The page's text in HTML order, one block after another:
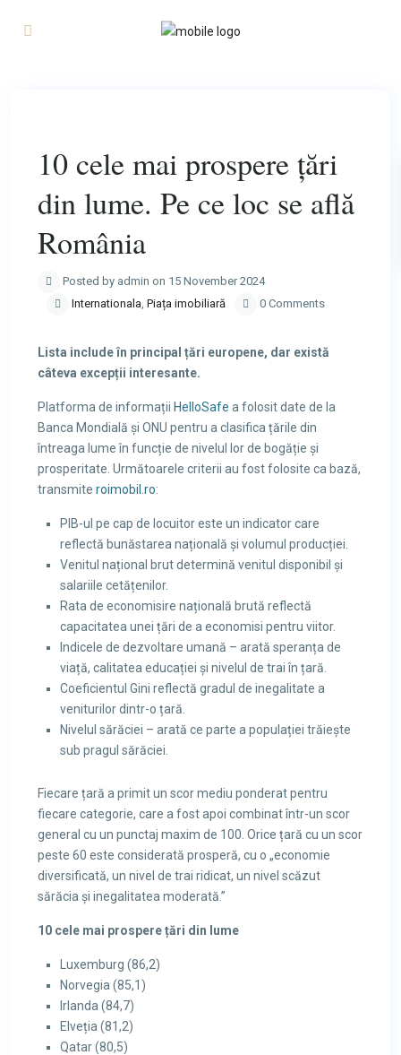
10 cele mai prospere țări
din lume. Pe ce loc se află
România
Posted by admin on 15 November 2024
Internationala, Piața imobiliară 0 Comments
Lista include în principal țări europene, dar există
câteva excepții interesante.
Platforma de informații HelloSafe a folosit date de la
Banca Mondială și ONU pentru a clasifica țările din
întreaga lume în funcție de nivelul lor de bogăție și
prosperitate. Următoarele criterii au fost folosite ca bază,
transmite roimobil.ro:
PIB-ul pe cap de locuitor este un indicator care
reflectă bunăstarea națională și volumul producției.
Venitul național brut determină venitul disponibil și
salariile cetățenilor.
Rata de economisire națională brută reflectă
capacitatea unei țări de a economisi pentru viitor.
Indicele de dezvoltare umană – arată speranța de
viață, calitatea educației și nivelul de trai în țară.
Coeficientul Gini reflectă gradul de inegalitate a
veniturilor dintr-o țară.
Nivelul sărăciei – arată ce parte a populației trăiește
sub pragul sărăciei.
Fiecare țară a primit un scor mediu ponderat pentru
fiecare categorie, care a fost apoi combinat într-un scor
general cu un punctaj maxim de 100. Orice țară cu un scor
peste 60 este considerată prosperă, cu o „economie
diversificată, un nivel de trai ridicat, un nivel scăzut
sărăcia și inegalitatea moderată.”
10 cele mai prospere țări din lume
Luxemburg (86,2)
Norvegia (85,1)
Irlanda (84,7)
Elveția (81,2)
Qatar (80,5)